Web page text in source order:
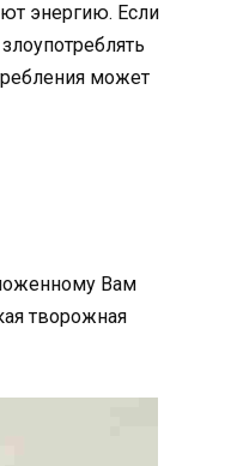
энергию. Если
может
Вам
творожная